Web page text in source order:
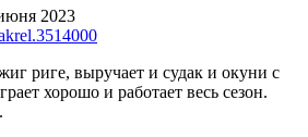
2023
риге, выручает и судак и окуни с
хорошо и работает весь сезон.